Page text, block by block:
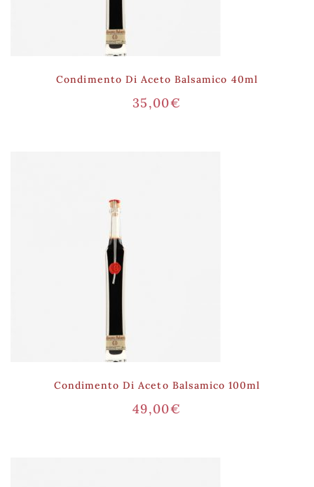
Condimento Di Aceto Balsamico 40ml
35,00€
Condimento Di Aceto Balsamico 100ml
49,00€